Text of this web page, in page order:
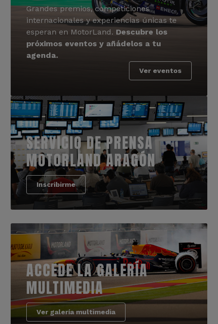
Grandes premios, competiciones
internacionales y experiencias únicas te
esperan en MotorLand. Descubre los
próximos eventos y añádelos a tu
agenda.
Ver eventos
SERVICIO DE PRENSA
MOTORLAND ARAGÓN
Inscribirme
ACCEDE LA GALERÍA
MULTIMEDIA
Ver galería multimedia